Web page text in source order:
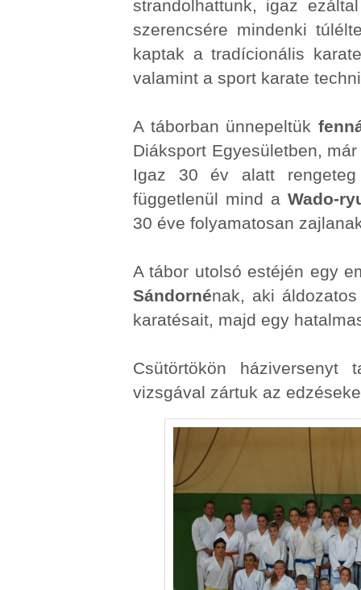
strandolhattunk, igaz
szerencsére mindenki
kaptak a tradícionális
valamint a sport karate
A táborban ünnepeltük
Diáksport Egyesületben,
Igaz 30 év alatt
függetlenül mind a Wado-
30 éve folyamatosan
A tábor utolsó estéjén egy
Sándornénak, aki
karatésait, majd egy
Csütörtökön háziversenyt
vizsgával zártuk az